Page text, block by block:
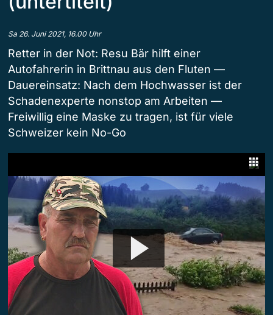
Sa 26. Juni 2021, 16.00 Uhr
Retter in der Not: Resu Bär hilft einer
Autofahrerin in Brittnau aus den Fluten —
Dauereinsatz: Nach dem Hochwasser ist der
Schadenexperte nonstop am Arbeiten —
Freiwillig eine Maske zu tragen, ist für viele
Schweizer kein No-Go